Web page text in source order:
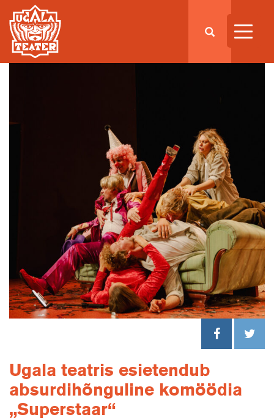
Ugala teatris esietendub
absurdihõnguline komöödia
„Superstaar“